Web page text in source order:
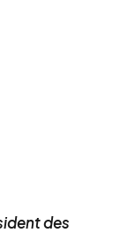
des